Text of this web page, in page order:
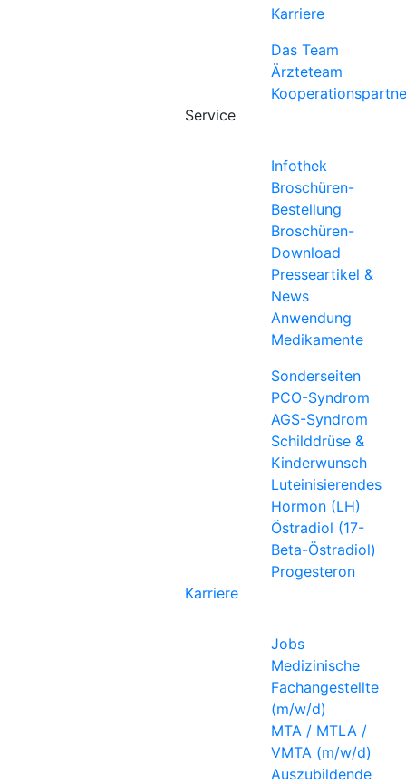
Karriere
Das Team
Ärzteteam
Service
Infothek
Broschüren-
Bestellung
Broschüren-
Download
Presseartikel &
News
Anwendung
Medikamente
Sonderseiten
PCO-Syndrom
AGS-Syndrom
Schilddrüse &
Kinderwunsch
Luteinisierendes
Hormon (LH)
Östradiol (17-
Beta-Östradiol)
Progesteron
Karriere
Jobs
Medizinische
Fachangestellte
(m/w/d)
MTA / MTLA /
VMTA (m/w/d)
Auszubildende